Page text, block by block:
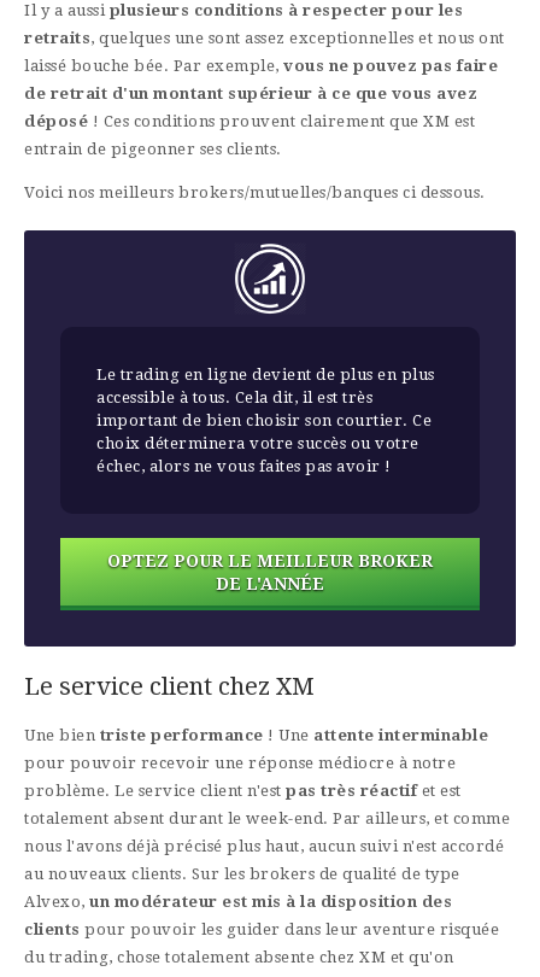
Il y a aussiplusieurs conditions à respecter pour les
retraits, quelques une sont assez exceptionnelles et nous ont
laissé bouche bée. Par exemple, vous ne pouvez pas faire
de retrait d'un montant supérieur à ce que vous avez
déposé ! Ces conditions prouvent clairement que XM est
entrain de pigeonner ses clients.
Voici nos meilleurs brokers/mutuelles/banques ci dessous.
Le trading en ligne devient de plus en plus
accessible à tous. Cela dit, il est très
important de bien choisir son courtier. Ce
choix déterminera votre succès ou votre
échec, alors ne vous faites pas avoir !
OPTEZ POUR LE MEILLEUR BROKER
DE L'ANNÉE
Le service client chez XM
Une bien triste performance ! Une attente interminable
pour pouvoir recevoir une réponse médiocre à notre
problème. Le service client n'est pas très réactif et est
totalement absent durant le week-end. Par ailleurs, et comme
nous l'avons déjà précisé plus haut, aucun suivi n'est accordé
au nouveaux clients. Sur les brokers de qualité de type
Alvexo, un modérateur est mis à la disposition des
clients pour pouvoir les guider dans leur aventure risquée
du trading, chose totalement absente chez XM et qu'on